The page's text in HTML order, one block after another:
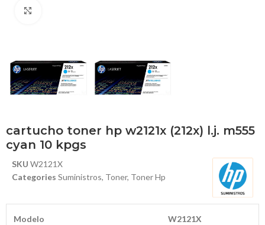
cartucho toner hp w2121x (212x) l.j. m555
cyan 10 kpgs
SKU W2121X
Categories Suministros, Toner, Toner Hp
Modelo W2121X